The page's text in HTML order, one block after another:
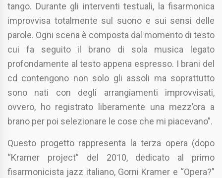
tango. Durante gli interventi testuali, la fisarmonica
improvvisa totalmente sul suono e sui sensi delle
parole. Ogni scena è composta dal momento di testo
cui fa seguito il brano di sola musica legato
profondamente al testo appena espresso. I brani del
cd contengono non solo gli assoli ma soprattutto
sono nati con degli arrangiamenti improvvisati,
ovvero, ho registrato liberamente una mezz’ora a
brano per poi selezionare le cose che mi piacevano”.
Questo progetto rappresenta la terza opera (dopo
“Kramer project” del 2010, dedicato al primo
fisarmonicista jazz italiano, Gorni Kramer e “Opera?”